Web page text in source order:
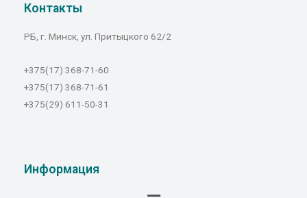
Контакты
РБ, г. Минск, ул. Притыцкого 62/2
+375(17) 368-71-60
+375(17) 368-71-61
+375(29) 611-50-31
Информация